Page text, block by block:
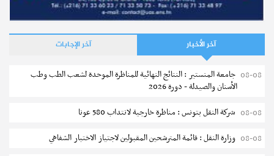
آخر الأخبار آخر الإجابات
08-08 جامعة المنستير : النتائج النهائية للمناظرة الموحدة لشعب الطب وطب
الأسنان والصيدلة - دورة 2026
08-08 شركة النقل بتونس : مناظرة خارجية لانتداب 580 عونا
08-08 وزارة النقل : قائمة المترشحين المقبولين لاجتياز الاختبار الشفاهي